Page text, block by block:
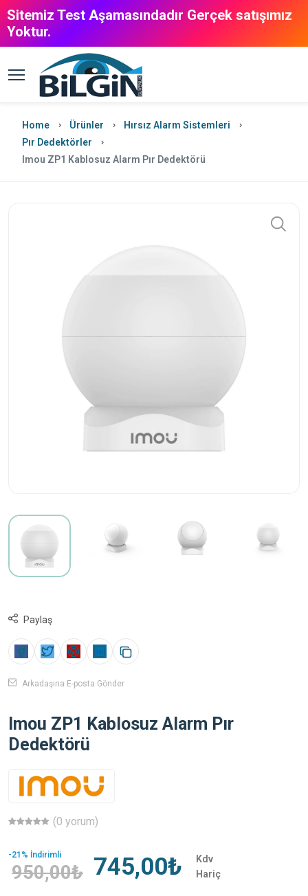
Sitemiz Test Aşamasındadır Gerçek satışımız
Yoktur.
Home Ürünler
Hırsız Alarm Sistemleri
Pır Dedektörler
Imou ZP1 Kablosuz Alarm Pır Dedektörü
Paylaş
Arkadaşına E-posta Gönder
Imou ZP1 Kablosuz Alarm Pır
Dedektörü
(0 yorum)
-21% İndirimli
950,00₺ 745,00₺
Kdv
Hariç